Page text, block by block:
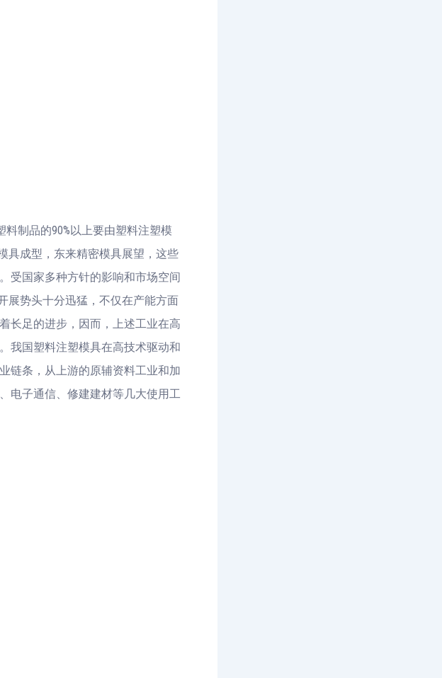
制品的90%以上要由塑料注塑模
具成型，东来精密模具展望，这些
受国家多种方针的影响和市场空间
展势头十分迅猛，不仅在产能方面
长足的进步，因而，上述工业在高
我国塑料注塑模具在高技术驱动和
链条，从上游的原辅资料工业和加
电子通信、修建建材等几大使用工